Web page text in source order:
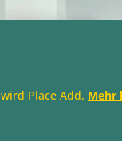
wird Place Add. Mehr